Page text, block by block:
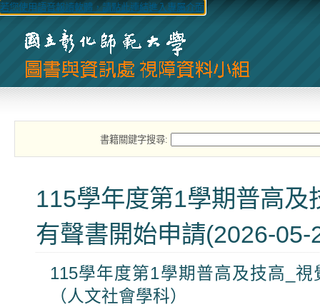
若您使用語音報讀軟體，請點此連結進入專屬介面
書籍關鍵字搜尋:
115學年度第1學期普高及
有聲書開始申請(2026-05-
115學年度第1學期普高及技高_
（人文社會學科）